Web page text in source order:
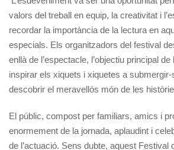
valors del treball en equip, la creativitat i
recordar la importància de la lectura en
especials. Els organitzadors del festival
enllà de l’espectacle, l’objectiu principal
inspirar els xiquets i xiquetes a
descobrir el meravellós món de les
El públic, compost per familiars, amics i
enormement de la jornada, aplaudint i
de l’actuació. Sens dubte, aquest Festival